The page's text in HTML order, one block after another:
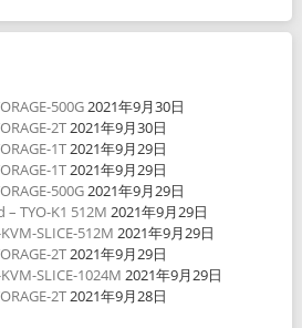
500G2021年9月30日
2T2021年9月30日
1T2021年9月29日
1T2021年9月29日
500G2021年9月29日
– TYO-K1 512M 2021年9月29日
SLICE-512M 2021年9月29日
2T2021年9月29日
SLICE-1024M 2021年9月29日
2T2021年9月28日